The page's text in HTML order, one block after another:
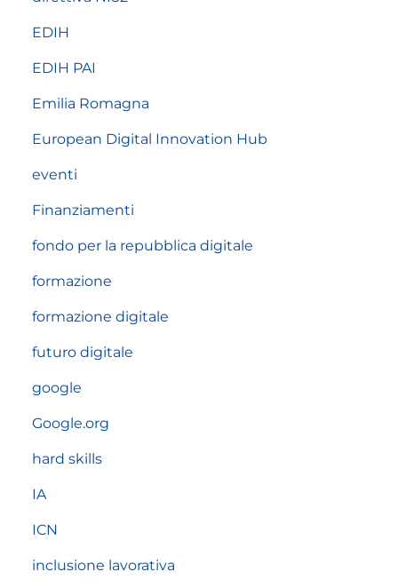
EDIH
EDIH PAI
Emilia Romagna
European Digital Innovation Hub
eventi
Finanziamenti
fondo per la repubblica digitale
formazione
formazione digitale
futuro digitale
google
Google.org
hard skills
IA
ICN
inclusione lavorativa